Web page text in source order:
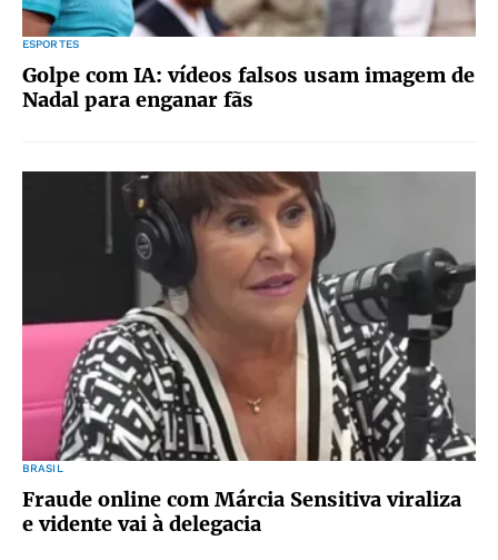
ESPORTES
Golpe com IA: vídeos falsos usam imagem de
Nadal para enganar fãs
BRASIL
Fraude online com Márcia Sensitiva viraliza
e vidente vai à delegacia